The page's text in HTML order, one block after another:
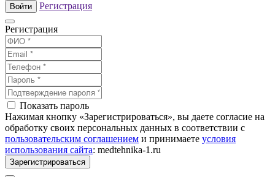
Войти Регистрация
Регистрация
Показать пароль
Нажимая кнопку «Зарегистрироваться», вы даете согласие на
обработку своих персональных данных в соответствии с
пользовательским соглашением и принимаете условия
использования сайта: medtehnika-1.ru
Зарегистрироваться